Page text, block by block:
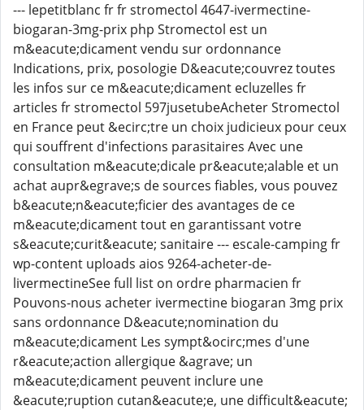
--- lepetitblanc fr fr stromectol 4647-ivermectine-
biogaran-3mg-prix php Stromectol est un
m&eacute;dicament vendu sur ordonnance
Indications, prix, posologie D&eacute;couvrez toutes
les infos sur ce m&eacute;dicament ecluzelles fr
articles fr stromectol 597jusetubeAcheter Stromectol
en France peut &ecirc;tre un choix judicieux pour ceux
qui souffrent d'infections parasitaires Avec une
consultation m&eacute;dicale pr&eacute;alable et un
achat aupr&egrave;s de sources fiables, vous pouvez
b&eacute;n&eacute;ficier des avantages de ce
m&eacute;dicament tout en garantissant votre
s&eacute;curit&eacute; sanitaire --- escale-camping fr
wp-content uploads aios 9264-acheter-de-
livermectineSee full list on ordre pharmacien fr
Pouvons-nous acheter ivermectine biogaran 3mg prix
sans ordonnance D&eacute;nomination du
m&eacute;dicament Les sympt&ocirc;mes d'une
r&eacute;action allergique &agrave; un
m&eacute;dicament peuvent inclure une
&eacute;ruption cutan&eacute;e, une difficult&eacute;